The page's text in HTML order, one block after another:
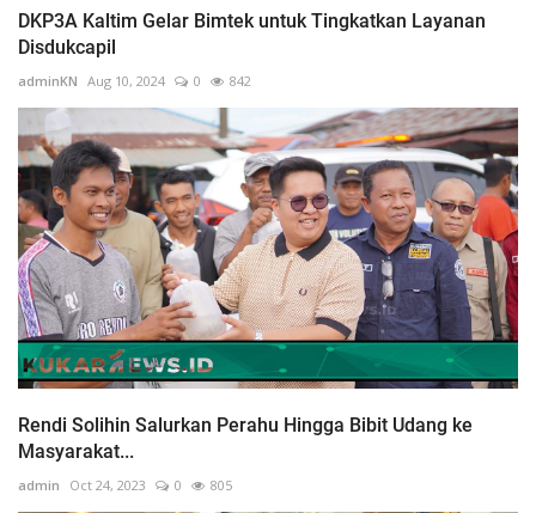
DKP3A Kaltim Gelar Bimtek untuk Tingkatkan Layanan
Disdukcapil
adminKN Aug 10, 2024 0 842
Rendi Solihin Salurkan Perahu Hingga Bibit Udang ke
Masyarakat...
admin Oct 24, 2023 0 805